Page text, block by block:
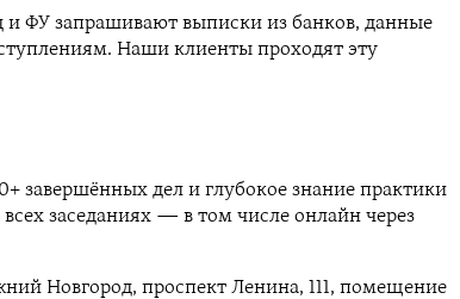
и ФУ запрашивают выписки из банков, данные
Наши клиенты проходят эту
завершённых дел и глубокое знание практики
заседаниях — в том числе онлайн через
Новгород, проспект Ленина, 111, помещение